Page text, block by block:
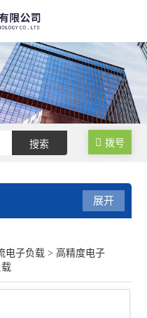
拨号
展开
电子负载 > 高精度电子